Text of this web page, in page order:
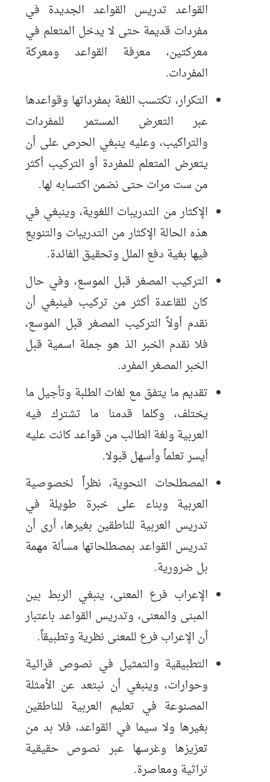
القواعد تدريس القواعد الجديدة في
مفردات قديمة حتى لا يدخل المتعلم في
معركتين، معرفة القواعد ومعركة
المفردات.
التكرار، تكتسب اللغة بمفرداتها وقواعدها
عبر التعرض المستمر للمفردات
والتراكيب، وعليه ينبغي الحرص على أن
يتعرض المتعلم للمفردة أو التركيب أكثر
من ست مرات حتى نضمن اكتسابه لها.
الإكثار من التدريبات اللغوية، وينبغي في
هذه الحالة الإكثار من التدريبات والتنويع
فيها بغية دفع الملل وتحقيق الفائدة.
التركيب المصغر قبل الموسع، وفي حال
كان للقاعدة أكثر من تركيب فينبغي أن
نقدم أولاً التركيب المصغر قبل الموسع،
فلا نقدم الخبر الذ هو جملة اسمية قبل
الخبر المصغر المفرد.
تقديم ما يتفق مع لغات الطلبة وتأجيل ما
يختلف، وكلما قدمنا ما تشترك فيه
العربية ولغة الطالب من قواعد كانت عليه
أيسر تعلماً وأسهل قبولا.
المصطلحات النحوية، نظراً لخصوصية
العربية وبناء على خبرة طويلة في
تدريس العربية للناطقين بغيرها، أرى أن
تدريس القواعد بمصطلحاتها مسألة مهمة
بل ضرورية.
الإعراب فرع المعنى، ينبغي الربط بين
المبنى والمعنى، وتدريس القواعد باعتبار
أن الإعراب فرع للمعنى نظرية وتطبيقاً.
التطبيقية والتمثيل في نصوص قرائية
وحوارات، وينبغي أن نبتعد عن الأمثلة
المصنوعة في تعليم العربية للناطقين
بغيرها ولا سيما في القواعد، فلا بد من
تعزيزها وغرسها عبر نصوص حقيقية
تراثية ومعاصرة.